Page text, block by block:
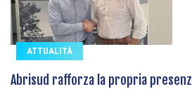
ATTUALITÀ
Abrisud rafforza la propria